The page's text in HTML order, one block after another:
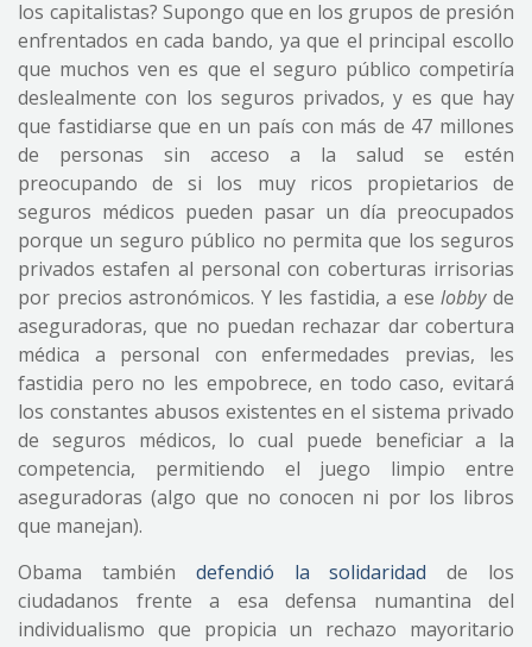
los capitalistas? Supongo que en los grupos de presión
enfrentados en cada bando, ya que el principal escollo
que muchos ven es que el seguro público competiría
deslealmente con los seguros privados, y es que hay
que fastidiarse que en un país con más de 47 millones
de personas sin acceso a la salud se estén
preocupando de si los muy ricos propietarios de
seguros médicos pueden pasar un día preocupados
porque un seguro público no permita que los seguros
privados estafen al personal con coberturas irrisorias
por precios astronómicos. Y les fastidia, a eselobbyde
aseguradoras, que no puedan rechazar dar cobertura
médica a personal con enfermedades previas, les
fastidia pero no les empobrece, en todo caso, evitará
los constantes abusos existentes en el sistema privado
de seguros médicos, lo cual puede beneficiar a la
competencia, permitiendo el juego limpio entre
aseguradoras (algo que no conocen ni por los libros
que manejan).
Obama también defendió la solidaridad de los
ciudadanos frente a esa defensa numantina del
individualismo que propicia un rechazo mayoritario